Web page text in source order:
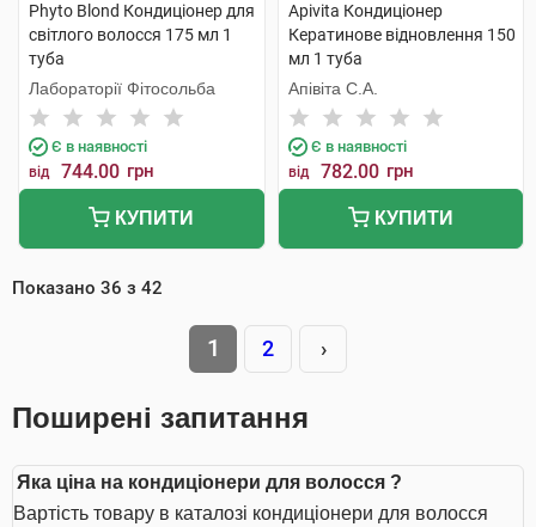
Phyto Blond Кондиціонер для
світлого волосся 175 мл 1
туба
Лабораторії Фітосольба
Є в наявності
від 744.00 грн
КУПИТИ
Apivita Кондиціонер
Кератинове відновлення 150
мл 1 туба
Апівіта С.А.
Є в наявності
від 782.00 грн
КУПИТИ
Показано 36 з 42
1 2 ›
Поширені запитання
Яка ціна на кондиціонери для волосся ?
Вартість товару в каталозі кондиціонери для волосся